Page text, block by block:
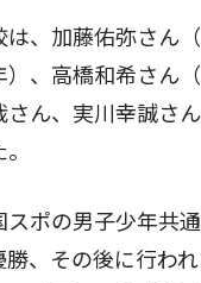
、加藤佑弥さん
）、高橋和希さん
さん、実川幸誠さ
ポの男子少年共
勝、その後に行わ